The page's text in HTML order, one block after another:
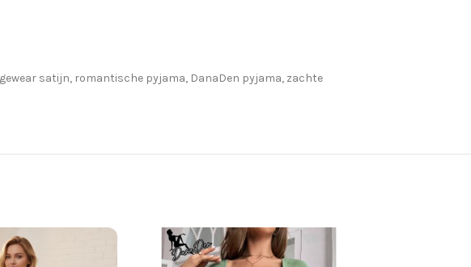
satijn, romantische pyjama, DanaDen pyjama, zachte